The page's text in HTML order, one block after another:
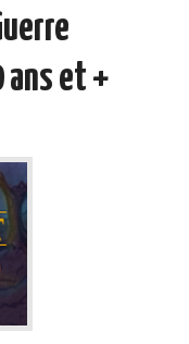
ans et +